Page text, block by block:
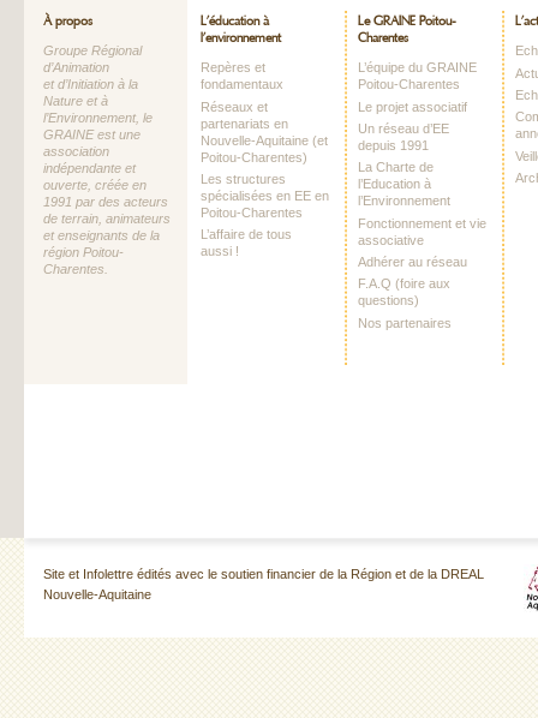
À propos
Groupe Régional
d’Animation
et d’Initiation à la
Nature et à
l’Environnement, le
GRAINE est une
association
indépendante et
ouverte, créée en
1991 par des acteurs
de terrain, animateurs
et enseignants de la
région Poitou-
Charentes.
L’éducation à
l’environnement
Repères et
fondamentaux
Réseaux et
partenariats en
Nouvelle-Aquitaine (et
Poitou-Charentes)
Les structures
spécialisées en EE en
Poitou-Charentes
L’affaire de tous
aussi !
Le GRAINE Poitou-
Charentes
L’équipe du GRAINE
Poitou-Charentes
Le projet associatif
Un réseau d’EE
depuis 1991
La Charte de
l’Education à
l’Environnement
Fonctionnement et vie
associative
Adhérer au réseau
F.A.Q (foire aux
questions)
Nos partenaires
Site et Infolettre édités avec le soutien financier de la Région et de la DREAL
Nouvelle-Aquitaine